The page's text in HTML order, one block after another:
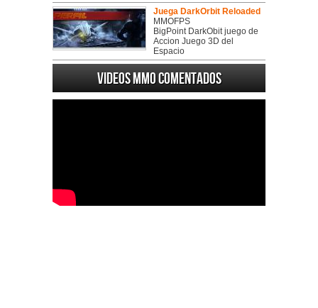
Juega DarkOrbit Reloaded
MMOFPS
BigPoint DarkObit juego de
Accion Juego 3D del
Espacio
Videos MMO Comentados